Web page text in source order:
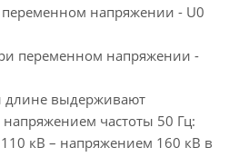
напряжении - U0
переменном напряжении -
длине выдерживают
частоты 50 Гц:
кВ – напряжением 160 кВ в